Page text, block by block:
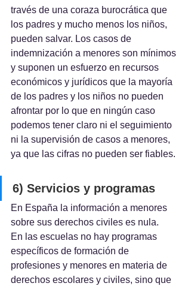
través de una coraza burocrática que
los padres y mucho menos los niños,
pueden salvar. Los casos de
indemnización a menores son mínimos
y suponen un esfuerzo en recursos
económicos y jurídicos que la mayoría
de los padres y los niños no pueden
afrontar por lo que en ningún caso
podemos tener claro ni el seguimiento
ni la supervisión de casos a menores,
ya que las cifras no pueden ser fiables.
6) Servicios y programas
En España la información a menores
sobre sus derechos civiles es nula.
En las escuelas no hay programas
específicos de formación de
profesiones y menores en materia de
derechos escolares y civiles, sino que